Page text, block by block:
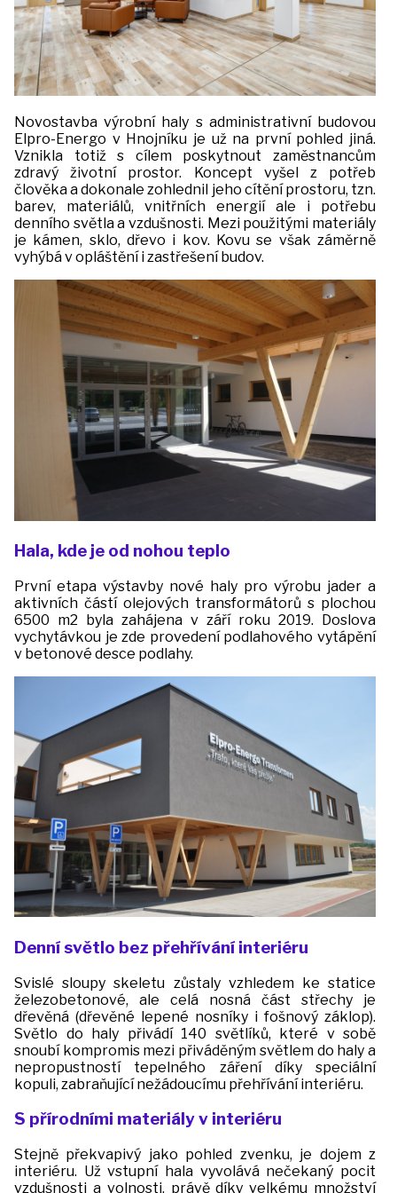
Novostavba výrobní haly s administrativní budovou
Elpro-Energo v Hnojníku je už na první pohled jiná.
Vznikla totiž s cílem poskytnout zaměstnancům
zdravý životní prostor. Koncept vyšel z potřeb
člověka a dokonale zohlednil jeho cítění prostoru, tzn.
barev, materiálů, vnitřních energií ale i potřebu
denního světla a vzdušnosti. Mezi použitými materiály
je kámen, sklo, dřevo i kov. Kovu se však záměrně
vyhýbá v opláštění i zastřešení budov.
Hala, kde je od nohou teplo
První etapa výstavby nové haly pro výrobu jader a
aktivních částí olejových transformátorů s plochou
6500 m2 byla zahájena v září roku 2019. Doslova
vychytávkou je zde provedení podlahového vytápění
v betonové desce podlahy.
Denní světlo bez přehřívání interiéru
Svislé sloupy skeletu zůstaly vzhledem ke statice
železobetonové, ale celá nosná část střechy je
dřevěná (dřevěné lepené nosníky i fošnový záklop).
Světlo do haly přivádí 140 světlíků, které v sobě
snoubí kompromis mezi přiváděným světlem do haly a
nepropustností tepelného záření díky speciální
kopuli, zabraňující nežádoucímu přehřívání interiéru.
S přírodními materiály v interiéru
Stejně překvapivý jako pohled zvenku, je dojem z
interiéru. Už vstupní hala vyvolává nečekaný pocit
vzdušnosti a volnosti, právě díky velkému množství